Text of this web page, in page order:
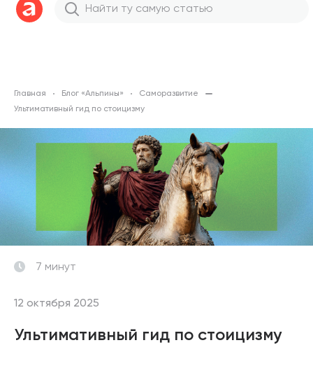
Главная Блог «Альпины»
Саморазвитие
Ультимативный гид по стоицизму
12 октября 2025
7 минут
Ультимативный гид по стоицизму